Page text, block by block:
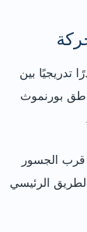
تدريجيًا بين
بورنموث
قرب الجسور
الرئيسي